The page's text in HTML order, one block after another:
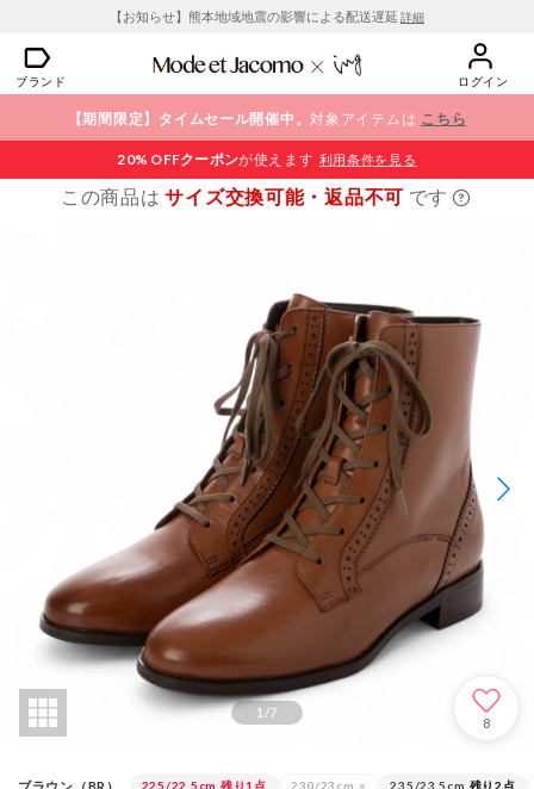
【お知らせ】熊本地域地震の影響による配送遅延 詳細
ブランド ログイン
【期間限定】タイムセール開催中。対象アイテムは こちら
20% OFFクーポンが使えます 利用条件を見る
この商品はサイズ交換可能・返品不可 です
1/7
8
ブラウン（BR） 225/22.5cm 残り1点 230/23cm × 235/23.5cm 残り2点